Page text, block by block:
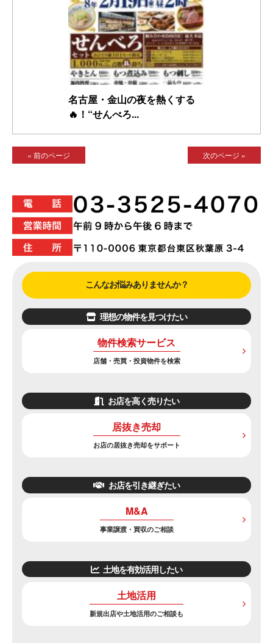
名古屋・金山の夜を熱くする
🔥！“せんべろ...
« 前のページ 次のページ »
こんなお悩みありませんか？
理想の物件を見つけたい
物件検索サービス
店舗・売買・投資物件を検索
お店を高く売りたい
居抜き売却
お店の居抜き売却をサポート
お店を引き継ぎたい
M&A
事業譲渡・買収のご相談
土地を有効活用したい
土地活用
新規出店や土地活用のご相談も